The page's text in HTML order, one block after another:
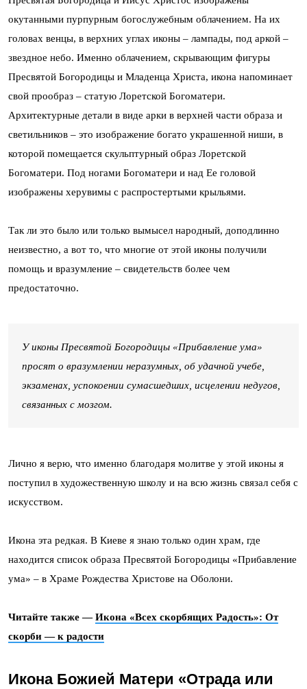
окутанными пурпурным богослужебным облачением. На их
головах венцы, в верхних углах иконы – лампады, под аркой –
звездное небо. Именно облачением, скрывающим фигуры
Пресвятой Богородицы и Младенца Христа, икона напоминает
свой прообраз – статую Лоретской Богоматери.
Архитектурные детали в виде арки в верхней части образа и
светильников – это изображение богато украшенной ниши, в
которой помещается скульптурный образ Лоретской
Богоматери. Под ногами Богоматери и над Ее головой
изображены херувимы с распростертыми крыльями.
Так ли это было или только вымысел народный, доподлинно
неизвестно, а вот то, что многие от этой иконы получили
помощь и вразумление – свидетельств более чем
предостаточно.
У иконы Пресвятой Богородицы «Прибавление ума»
просят о вразумлении неразумных, об удачной учебе,
экзаменах, успокоении сумасшедших, исцелении недугов,
связанных с мозгом.
Лично я верю, что именно благодаря молитве у этой иконы я
поступил в художественную школу и на всю жизнь связал себя с
искусством.
Икона эта редкая. В Киеве я знаю только один храм, где
находится список образа Пресвятой Богородицы «Прибавление
ума» – в Храме Рождества Христове на Оболони.
Читайте также —Икона «Всех скорбящих Радость»: От
скорби — к радости
Икона Божией Матери «Отрада или